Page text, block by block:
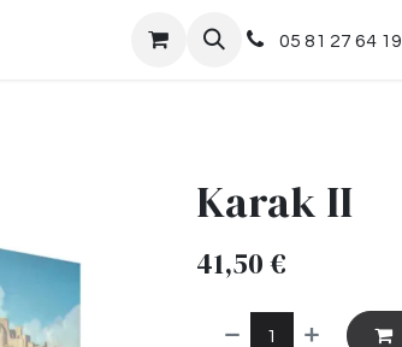
05 81 27 64 19
Karak II
41,50€